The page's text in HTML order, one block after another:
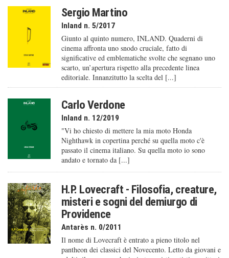
Sergio Martino
Inland n. 5/2017
Giunto al quinto numero, INLAND. Quaderni di
cinema affronta uno snodo cruciale, fatto di
significative ed emblematiche svolte che segnano uno
scarto, un’apertura rispetto alla precedente linea
editoriale. Innanzitutto la scelta del [...]
Carlo Verdone
Inland n. 12/2019
"Vi ho chiesto di mettere la mia moto Honda
Nighthawk in copertina perché su quella moto c'è
passato il cinema italiano. Su quella moto io sono
andato e tornato da [...]
H.P. Lovecraft - Filosofia, creature,
misteri e sogni del demiurgo di
Providence
Antarès n. 0/2011
Il nome di Lovecraft è entrato a pieno titolo nel
pantheon dei classici del Novecento. Letto da giovani e